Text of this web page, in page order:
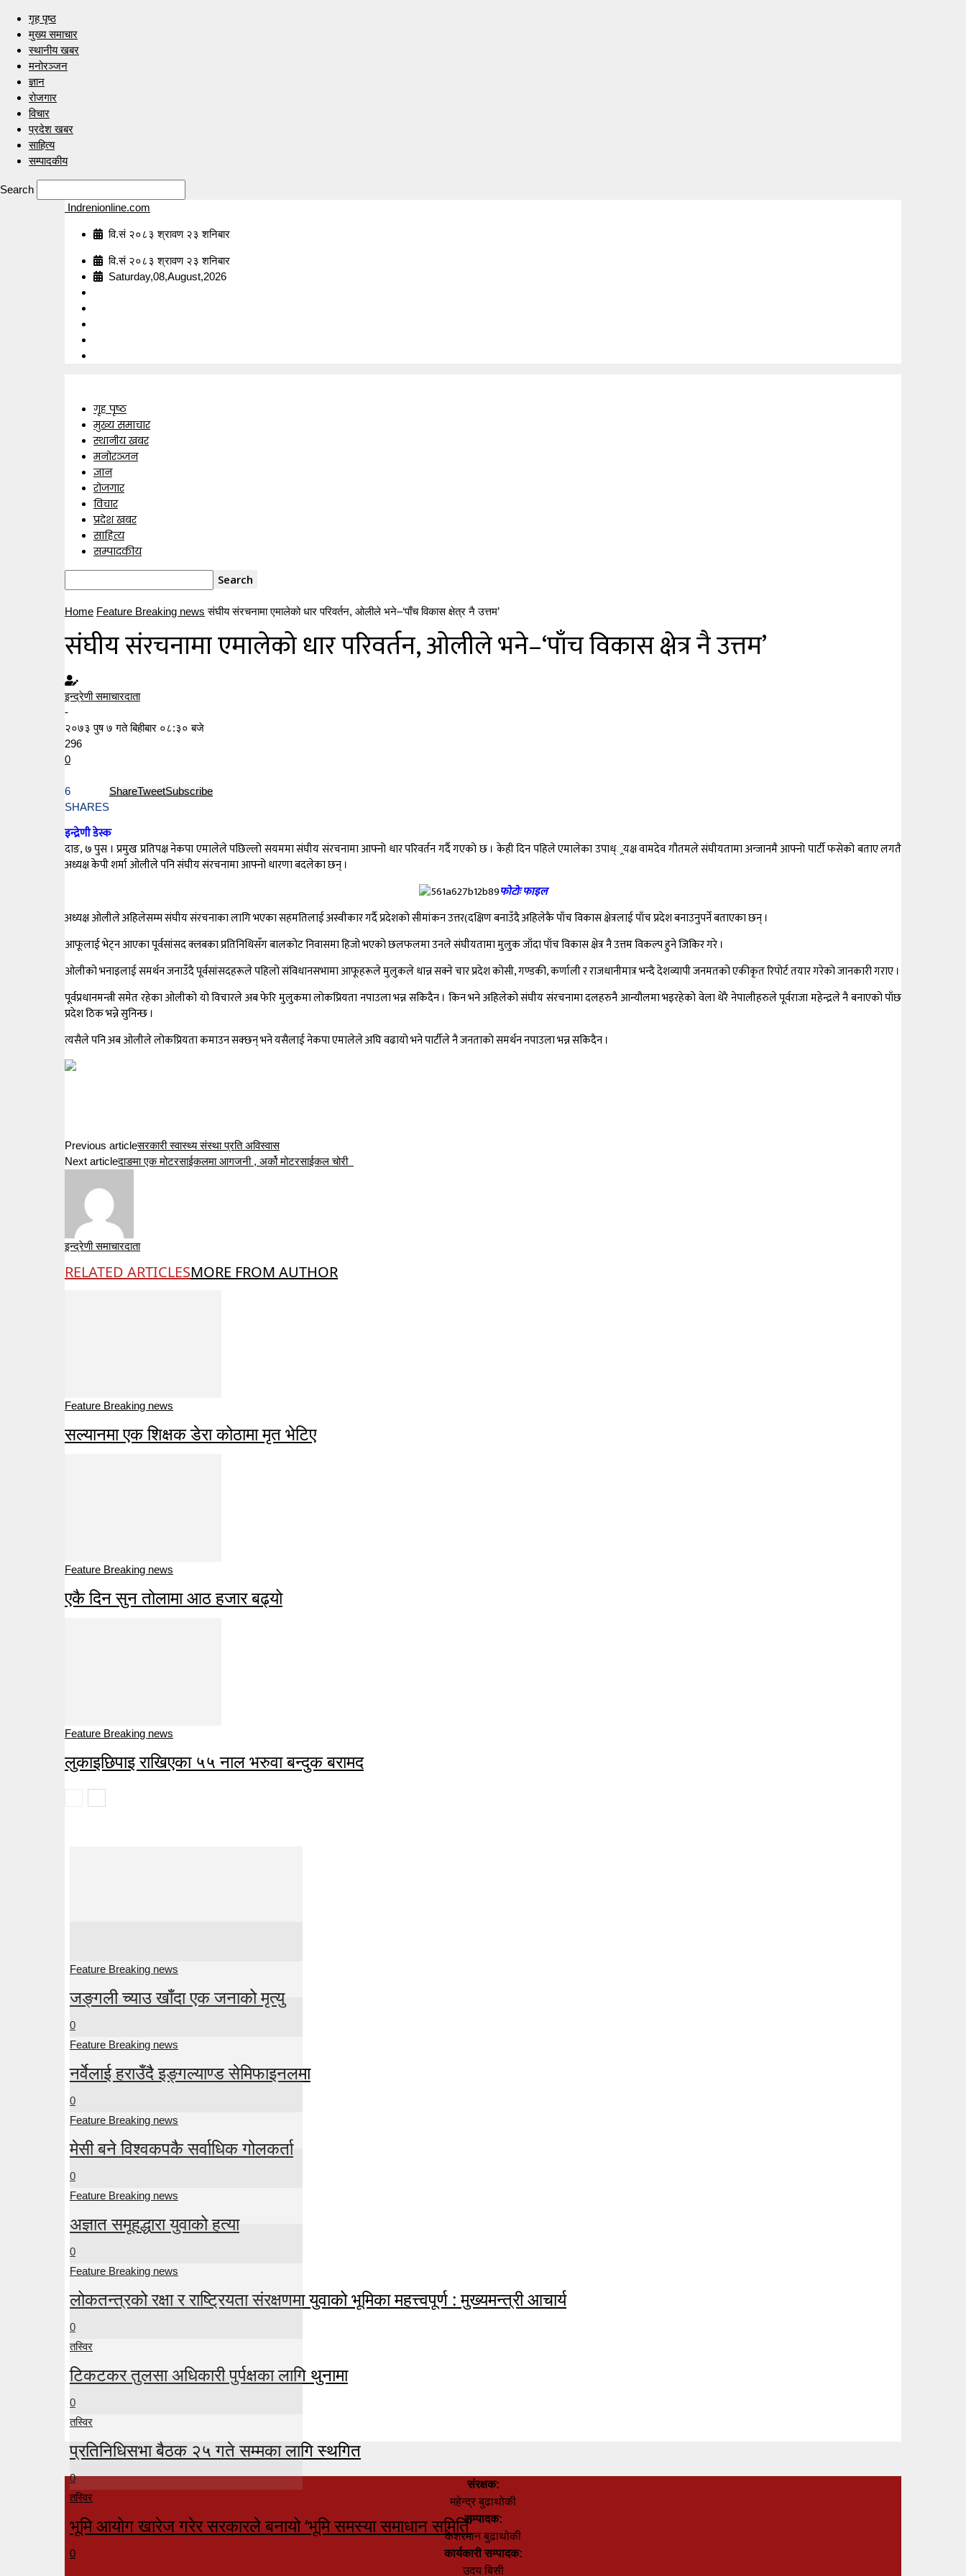
गृह पृष्ठ
मुख्य समाचार
स्थानीय खबर
मनोरञ्जन
ज्ञान
रोजगार
विचार
प्रदेश खबर
साहित्य
सम्पादकीय
Search
Indrenionline.com
वि.सं २०८३ श्रावण २३ शनिबार
वि.सं २०८३ श्रावण २३ शनिबार
Saturday,08,August,2026
गृह पृष्ठ
मुख्य समाचार
स्थानीय खबर
मनोरञ्जन
ज्ञान
रोजगार
विचार
प्रदेश खबर
साहित्य
सम्पादकीय
Home Feature Breaking news संघीय संरचनामा एमालेको धार परिवर्तन, ओलीले भने–‘पाँच विकास क्षेत्र नै उत्तम’
संघीय संरचनामा एमालेको धार परिवर्तन, ओलीले भने–‘पाँच विकास क्षेत्र नै उत्तम’
इन्द्रेणी समाचारदाता
-
२०७३ पुष ७ गते बिहीबार ०८:३० बजे
296
0
6
SHARES
ShareTweetSubscribe
इन्द्रेणी डेस्क
दाङ, ७ पुस । प्रमुख प्रतिपक्ष नेकपा एमालेले पछिल्लो सयममा संघीय संरचनामा आफ्नो धार परिवर्तन गर्दै गएको छ । केही दिन पहिले एमालेका उपाध््रयक्ष वामदेव गौतमले संघीयतामा अन्जानमै आफ्नो पार्टी फसेको बताए लगतै
अध्यक्ष केपी शर्मा ओलीले पनि संघीय संरचनामा आफ्नो धारणा बदलेका छन् ।
फोटोः फाइल
अध्यक्ष ओलीले अहिलेसम्म संघीय संरचनाका लागि भएका सहमतिलाई अस्वीकार गर्दै प्रदेशको सीमांकन उत्तर(दक्षिण बनाउँदै अहिलेकै पाँच विकास क्षेत्रलाई पाँच प्रदेश बनाउनुपर्ने बताएका छन् ।
आफूलाई भेट्न आएका पूर्वसांसद क्लबका प्रतिनिधिसँग बालकोट निवासमा हिजो भएको छलफलमा उनले संघीयतामा मुलुक जाँदा पाँच विकास क्षेत्र नै उत्तम विकल्प हुने जिकिर गरे ।
ओलीको भनाइलाई समर्थन जनाउँदै पूर्वसांसदहरूले पहिलो संविधानसभामा आफूहरूले मुलुकले धान्न सक्ने चार प्रदेश कोसी, गण्डकी, कर्णाली र राजधानीमात्र भन्दै देशव्यापी जनमतको एकीकृत रिपोर्ट तयार गरेको जानकारी गराए ।
पूर्वप्रधानमन्त्री समेत रहेका ओलीको यो विचारले अब फेरि मुलुकमा लोकप्रियता नपाउला भन्न सकिदैन । किन भने अहिलेको संघीय संरचनामा दलहरुनै आन्यौलमा भइरहेको वेला धेरै नेपालीहरुले पूर्वराजा महेन्द्रले नै बनाएको पाँछ
प्रदेश ठिक भन्ने सुनिन्छ ।
त्यसैले पनि अब ओलीले लोकप्रियता कमाउन सक्छन् भने यसैलाई नेकपा एमालेले अघि वढायो भने पार्टीले नै जनताको समर्थन नपाउला भन्न सकिदैन ।
Previous articleसरकारी स्वास्थ्य संस्था प्रति अविस्वास
Next articleदाङमा एक मोटरसाईकलमा आगजनी , अर्को मोटरसाईकल चोरी
इन्द्रेणी समाचारदाता
RELATED ARTICLESMORE FROM AUTHOR
Feature Breaking news
सल्यानमा एक शिक्षक डेरा कोठामा मृत भेटिए
Feature Breaking news
एकै दिन सुन तोलामा आठ हजार बढ्यो
Feature Breaking news
लुकाइछिपाइ राखिएका ५५ नाल भरुवा बन्दुक बरामद
Feature Breaking news
जङ्गली च्याउ खाँदा एक जनाको मृत्यु
0
Feature Breaking news
नर्वेलाई हराउँदै इङ्गल्याण्ड सेमिफाइनलमा
0
Feature Breaking news
मेसी बने विश्वकपकै सर्वाधिक गोलकर्ता
0
Feature Breaking news
अज्ञात समूहद्धारा युवाको हत्या
0
Feature Breaking news
लोकतन्त्रको रक्षा र राष्ट्रियता संरक्षणमा युवाको भूमिका महत्त्वपूर्ण : मुख्यमन्त्री आचार्य
0
तस्विर
टिकटकर तुलसा अधिकारी पुर्पक्षका लागि थुनामा
0
तस्विर
प्रतिनिधिसभा बैठक २५ गते सम्मका लागि स्थगित
0
तस्विर
भूमि आयोग खारेज गरेर सरकारले बनायो ‘भूमि समस्या समाधान समिति’
0
संरक्षक:
महेन्द्र बुढाथोकी
सम्पादक:
केशरमान बुढाथोकी
कार्यकारी सम्पादक:
उदय बिसी